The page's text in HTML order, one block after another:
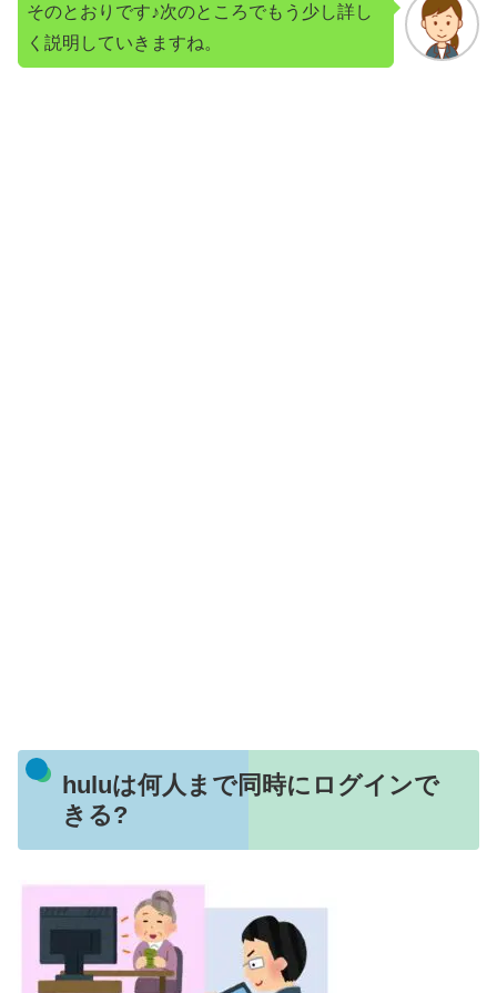
そのとおりです♪次のところでもう少し詳し
く説明していきますね。
huluは何人まで同時にログインで
きる?